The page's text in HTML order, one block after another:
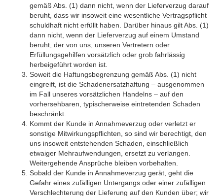
gemäß Abs. (1) dann nicht, wenn der Lieferverzug darauf
beruht, dass wir insoweit eine wesentliche Vertragspflicht
schuldhaft nicht erfüllt haben. Darüber hinaus gilt Abs. (1)
dann nicht, wenn der Lieferverzug auf einem Umstand
beruht, der von uns, unseren Vertretern oder
Erfüllungsgehilfen vorsätzlich oder grob fahrlässig
herbeigeführt worden ist.
Soweit die Haftungsbegrenzung gemäß Abs. (1) nicht
eingreift, ist die Schadenersatzhaftung – ausgenommen
im Fall unseres vorsätzlichen Handelns – auf den
vorhersehbaren, typischerweise eintretenden Schaden
beschränkt.
Kommt der Kunde in Annahmeverzug oder verletzt er
sonstige Mitwirkungspflichten, so sind wir berechtigt, den
uns insoweit entstehenden Schaden, einschließlich
etwaiger Mehraufwendungen, ersetzt zu verlangen.
Weitergehende Ansprüche bleiben vorbehalten.
Sobald der Kunde in Annahmeverzug gerät, geht die
Gefahr eines zufälligen Untergangs oder einer zufälligen
Verschlechterung der Lieferung auf den Kunden über; wir